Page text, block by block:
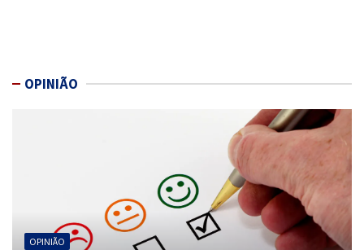
OPINIÃO
OPINIÃO